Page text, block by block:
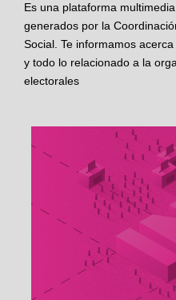
Es una plataforma
generados por la
Social. Te informamos
y todo lo relacionado a la
electorales